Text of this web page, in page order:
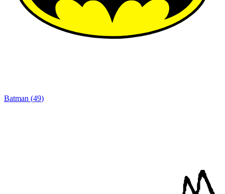
Batman (49)